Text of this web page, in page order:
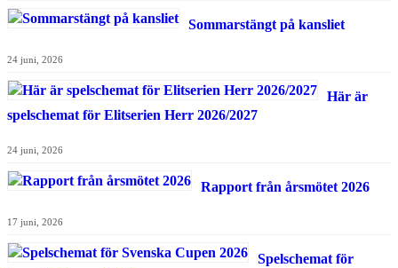
Sommarstängt på kansliet
24 juni, 2026
Här är
spelschemat för Elitserien Herr 2026/2027
24 juni, 2026
Rapport från årsmötet 2026
17 juni, 2026
Spelschemat för